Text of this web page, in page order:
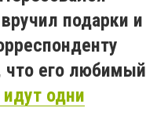
подарки и
что его любимый
одни